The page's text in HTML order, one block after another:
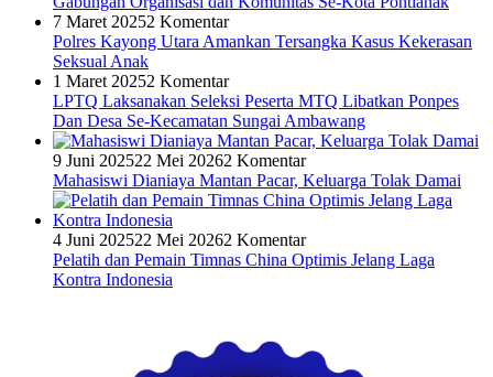
7 Maret 20252 Komentar
Polres Kayong Utara Amankan Tersangka Kasus Kekerasan
Seksual Anak
1 Maret 20252 Komentar
LPTQ Laksanakan Seleksi Peserta MTQ Libatkan Ponpes
Dan Desa Se-Kecamatan Sungai Ambawang
9 Juni 202522 Mei 20262 Komentar
Mahasiswi Dianiaya Mantan Pacar, Keluarga Tolak Damai
4 Juni 202522 Mei 20262 Komentar
Pelatih dan Pemain Timnas China Optimis Jelang Laga
Kontra Indonesia